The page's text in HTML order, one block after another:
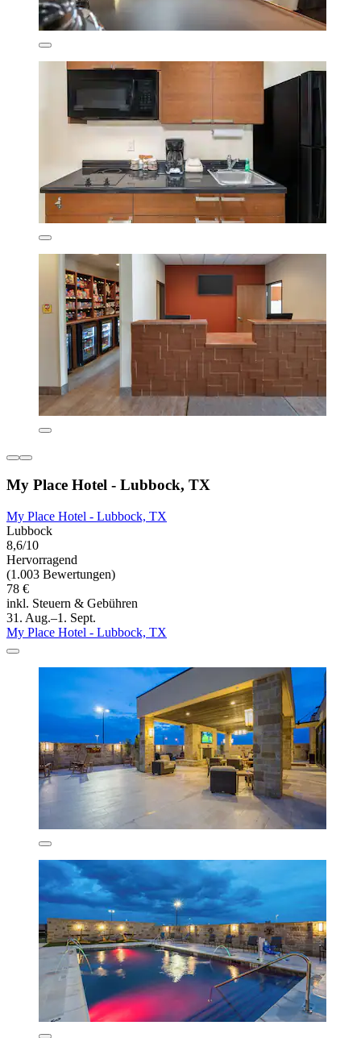
My Place Hotel - Lubbock, TX
My Place Hotel - Lubbock, TX
Lubbock
8,6/10
Hervorragend
(1.003 Bewertungen)
78 €
inkl. Steuern & Gebühren
31. Aug.–1. Sept.
My Place Hotel - Lubbock, TX